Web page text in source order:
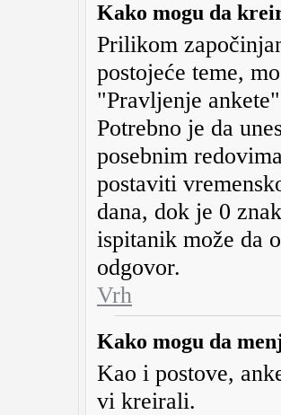
Kako mogu da
Prilikom
postojeće teme,
"Pravljenje
Potrebno je da
posebnim
postaviti
dana, dok je 0
ispitanik može da
odgovor.
Vrh
Kako mogu da
Kao i postove,
vi kreirali.